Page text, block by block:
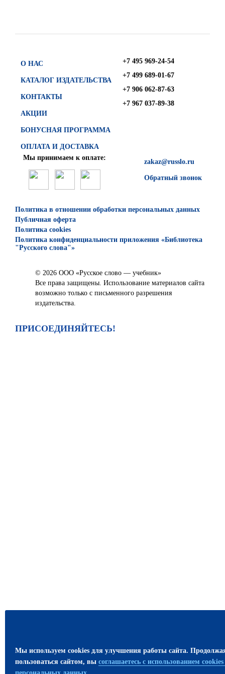
О НАС
КАТАЛОГ ИЗДАТЕЛЬСТВА
КОНТАКТЫ
АКЦИИ
БОНУСНАЯ ПРОГРАММА
ОПЛАТА И ДОСТАВКА
+7 495 969-24-54
+7 499 689-01-67
+7 906 062-87-63
+7 967 037-89-38
zakaz@russlo.ru
Обратный звонок
Мы принимаем к оплате:
Политика в отношении обработки персональных данных
Публичная оферта
Политика cookies
Политика конфиденциальности приложения «Библиотека
"Русского слова"»
© 2026 ООО «Русское слово — учебник»
Все права защищены. Использование материалов сайта
возможно только с письменного разрешения
издательства.
ПРИСОЕДИНЯЙТЕСЬ!
Мы используем cookies для улучшения работы сайта.
пользоваться сайтом, вы соглашаетесь с использованием cookies